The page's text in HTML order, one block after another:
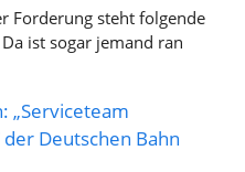
Forderung steht folgende
ist sogar jemand ran
„Serviceteam
Deutschen Bahn